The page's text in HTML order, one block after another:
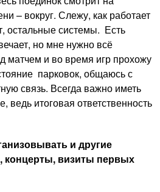
– вокруг. Слежу, как работает
остальные системы. Есть
но мне нужно всё
матчем и во время игр прохожу
парковок, общаюсь с
связь. Всегда важно иметь
ведь итоговая ответственность
и другие
визиты первых